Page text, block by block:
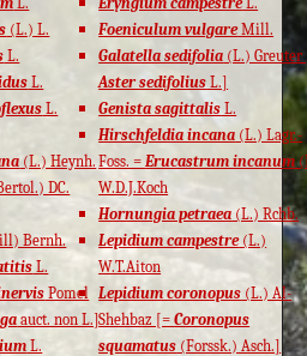
(L.) L.
L.
L.
L.
(L.) Heynh.
DC.
Bernh.
L.
Pomel
auct. non L.]
L.
Foeniculum vulgareMill.
Galatella sedifolia (L.) Greuter
Aster sedifolius L.]
Genista sagittalis L.
Hirschfeldia incana (L.) Lagr.-
Foss. = Erucastrum incanum
W.D.J.Koch
Hornungia petraea (L.) Rchb.
Lepidium campestre(L.)
W.T.Aiton
Lepidium coronopus (L.) Al-
Shehbaz [=Coronopus
squamatus (Forssk.) Asch.]